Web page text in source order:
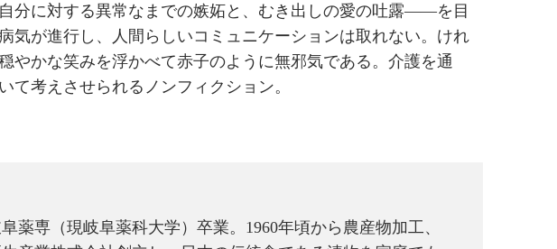
に対する異常なまでの嫉妬と、むき出しの愛の吐露――を目
が進行し、人間らしいコミュニケーションは取れない。けれ
やかな笑みを浮かべて赤子のように無邪気である。介護を通
考えさせられるノンフィクション。
薬専（現岐阜薬科大学）卒業。1960年頃から農産物加工、